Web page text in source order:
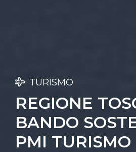
TURISMO
REGIONE
BANDO
PMI TURISMO